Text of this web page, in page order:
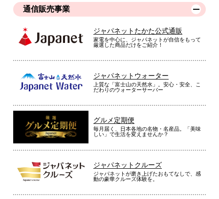
通信販売事業
ジャパネットたかた公式通販
家電を中心に、ジャパネットが自信をもって
厳選した商品だけをご紹介！
ジャパネットウォーター
上質な「富士山の天然水」。安心・安全、こ
だわりのウォーターサーバー
グルメ定期便
毎月届く、日本各地の名物・名産品。「美味
しい」で生活を変えませんか？
ジャパネットクルーズ
ジャパネットが磨き上げたおもてなしで、感
動の豪華クルーズ体験を。